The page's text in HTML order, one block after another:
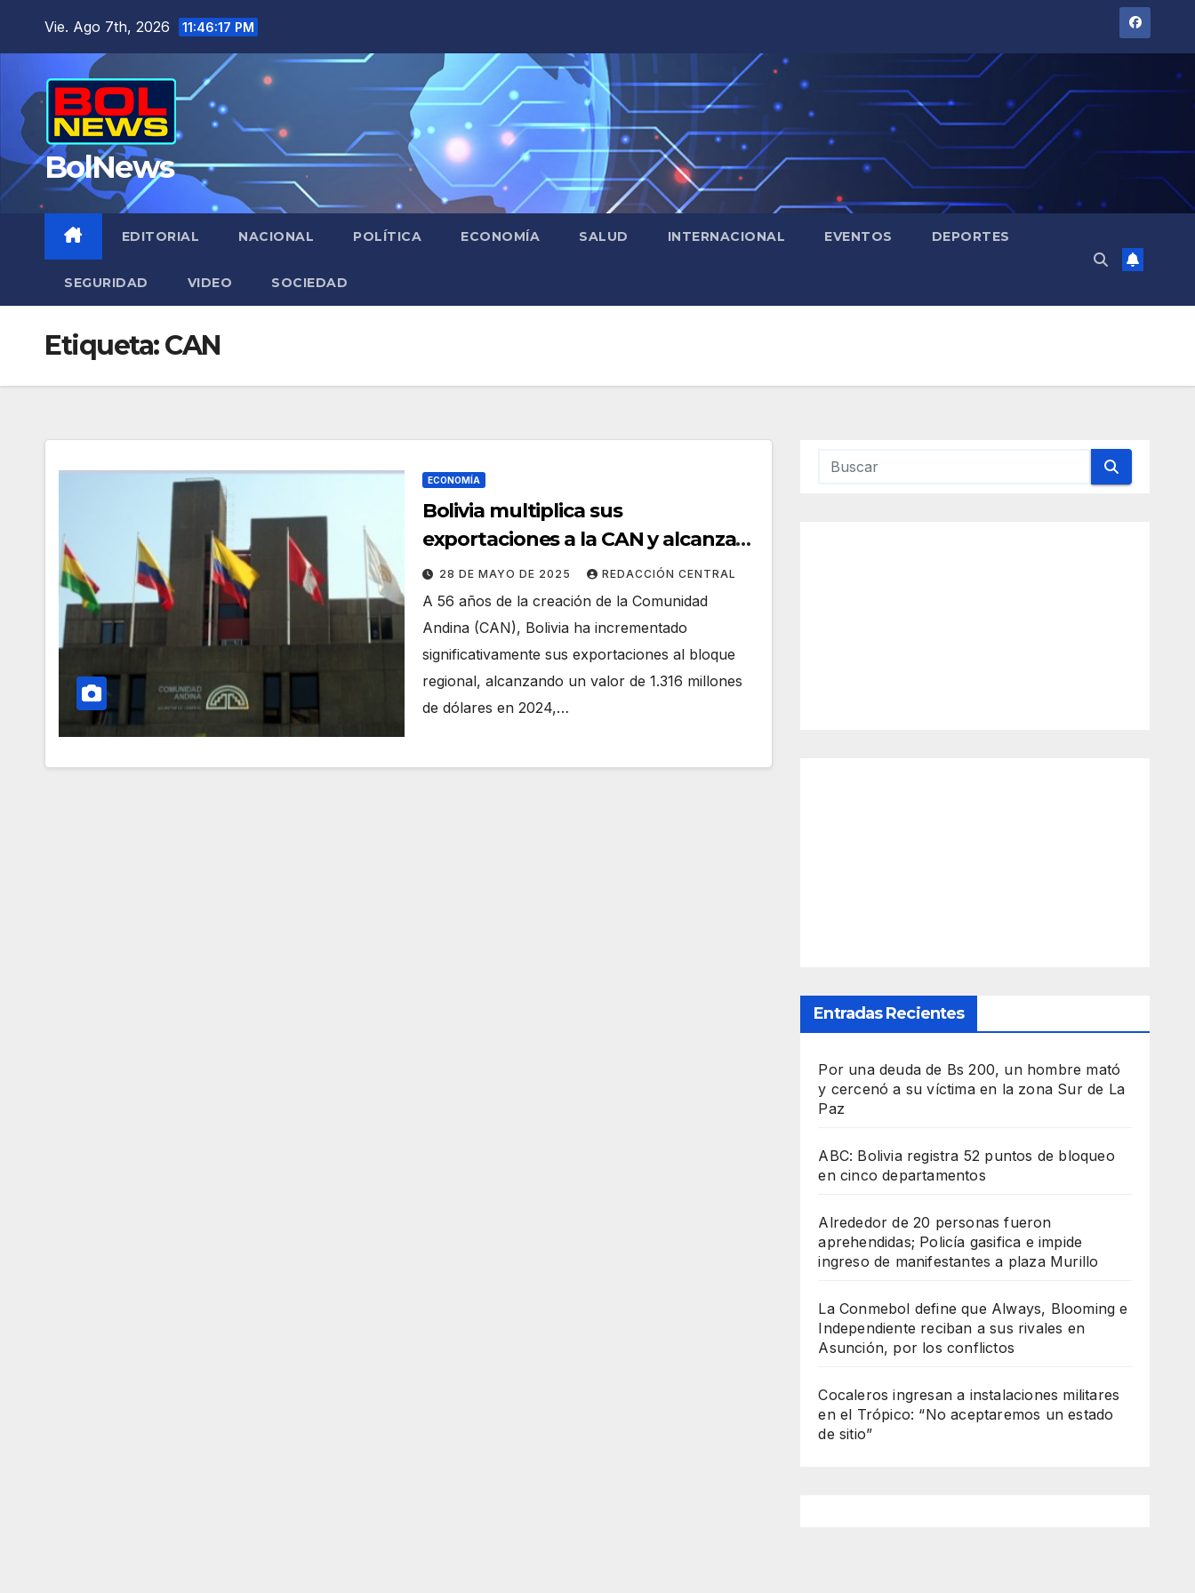
Vie. Ago 7th, 2026 11:46:18 PM
BolNews
EDITORIAL NACIONAL POLÍTICA ECONOMÍA SALUD INTERNACIONAL EVENTOS DEPORTES
SEGURIDAD VIDEO SOCIEDAD
Etiqueta:CAN
ECONOMÍA
Bolivia multiplica sus
exportaciones a la CAN y alcanza
los $us 1.316 millones en 2024
28 DE MAYO DE 2025 REDACCIÓN CENTRAL
A 56 años de la creación de la Comunidad
Andina (CAN), Bolivia ha incrementado
significativamente sus exportaciones al bloque
regional, alcanzando un valor de 1.316 millones
de dólares en 2024,…
Entradas Recientes
Por una deuda de Bs 200, un hombre mató
y cercenó a su víctima en la zona Sur de La
Paz
ABC: Bolivia registra 52 puntos de bloqueo
en cinco departamentos
Alrededor de 20 personas fueron
aprehendidas; Policía gasifica e impide
ingreso de manifestantes a plaza Murillo
La Conmebol define que Always, Blooming e
Independiente reciban a sus rivales en
Asunción, por los conflictos
Cocaleros ingresan a instalaciones militares
en el Trópico: “No aceptaremos un estado
de sitio”